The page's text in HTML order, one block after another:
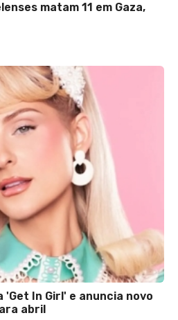
matam 11 em Gaza,
'Get In Girl' e anuncia novo
abril